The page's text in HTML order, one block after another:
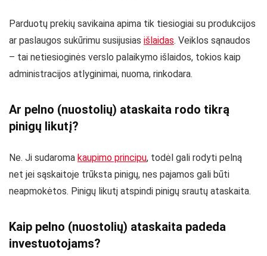
Parduotų prekių savikaina apima tik tiesiogiai su produkcijos
ar paslaugos sukūrimu susijusias išlaidas. Veiklos sąnaudos
– tai netiesioginės verslo palaikymo išlaidos, tokios kaip
administracijos atlyginimai, nuoma, rinkodara.
Ar pelno (nuostolių) ataskaita rodo tikrą
pinigų likutį?
Ne. Ji sudaroma kaupimo principu, todėl gali rodyti pelną
net jei sąskaitoje trūksta pinigų, nes pajamos gali būti
neapmokėtos. Pinigų likutį atspindi pinigų srautų ataskaita.
Kaip pelno (nuostolių) ataskaita padeda
investuotojams?